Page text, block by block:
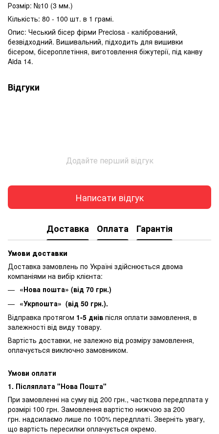
Розмір: №10 (3 мм.)
Кількість: 80 - 100 шт. в 1 грамі.
Опис: Чеський бісер фірми Preciosa - калібрований,
безвідходний. Вишивальний, підходить для вишивки
бісером, бісероплетіння, виготовлення біжутерії, під канву
Aida 14.
Відгуки
Додайте перший відгук
Написати відгук
Доставка Оплата Гарантія
Умови доставки
Доставка замовлень по Україні здійснюється двома
компаніями на вибір клієнта:
«Нова пошта» (від 70 грн.)
«Укрпошта» (від 50 грн.).
Відправка протягом 1-5 днів після оплати замовлення, в
залежності від виду товару.
Вартість доставки, не залежно від розміру замовлення,
оплачується виключно замовником.
Умови оплати
1. Післяплата "Нова Пошта"
При замовленні на суму від 200 грн., часткова передплата у
розмірі 100 грн. Замовлення вартістю нижчою за 200
грн. надсилаємо лише по 100% передплаті. Зверніть увагу,
що вартість пересилки оплачується окремо.